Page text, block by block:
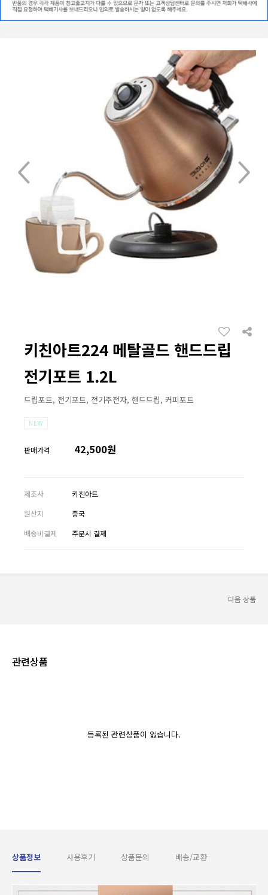
키친아트224 메탈골드 핸드드립
전기포트 1.2L
드립포트, 전기포트, 전기주전자, 핸드드립, 커피포트
NEW
판매가격 42,500원
제조사
키친아트
원산지
중국
배송비결제
주문시 결제
다음 상품
관련상품
등록된 관련상품이 없습니다.
상품정보 사용후기 상품문의 배송/교환